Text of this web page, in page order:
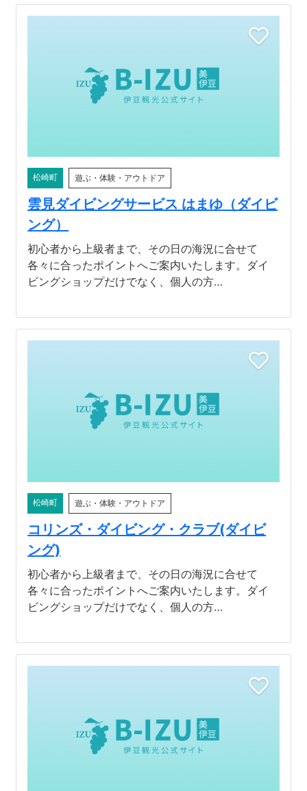
松崎町 遊ぶ・体験・アウトドア
雲見ダイビングサービス はまゆ（ダイビ
ング）
初心者から上級者まで、その日の海況に合せて
各々に合ったポイントへご案内いたします。ダイ
ビングショップだけでなく、個人の方…
松崎町 遊ぶ・体験・アウトドア
コリンズ・ダイビング・クラブ(ダイビ
ング)
初心者から上級者まで、その日の海況に合せて
各々に合ったポイントへご案内いたします。ダイ
ビングショップだけでなく、個人の方…